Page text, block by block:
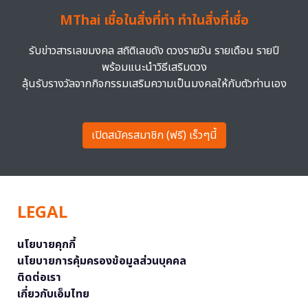
MThai เชื่อในสิ่งที่ทำ ทำในสิ่งที่เชื่อ
รับข่าวสารเลขมงคล สถิติเลขดัง ดวงรายวัน รายเดือน รายปี
พร้อมแนะนำวิธีเสริมดวง
ลุ้นรับรางวัลจากกิจกรรมเสริมความเป็นมงคลให้กับตัวท่านเอง
เปิดสมัครสมาชิก (ฟรี) เร็วๆนี้
LEGAL
นโยบายคุกกี้
นโยบายการคุ้มครองข้อมูลส่วนบุคคล
ติดต่อเรา
เกี่ยวกับเอ็มไทย